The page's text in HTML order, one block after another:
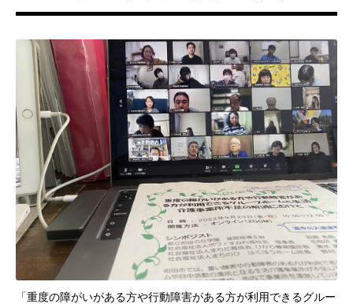
「重度の障がいがある方や行動障害がある方が利用できるグルー